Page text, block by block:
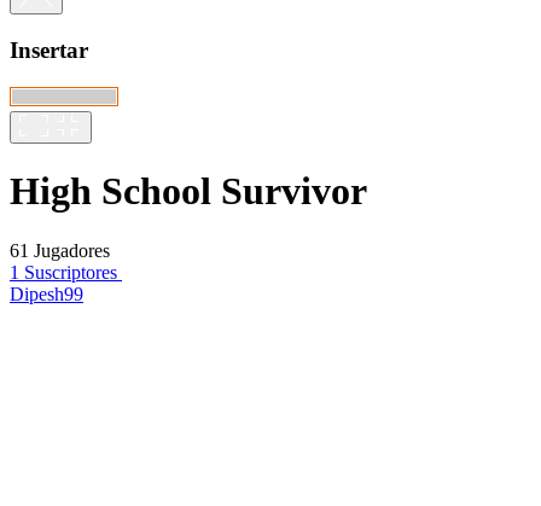
Insertar
High School Survivor
61 Jugadores
1 Suscriptores
Dipesh99